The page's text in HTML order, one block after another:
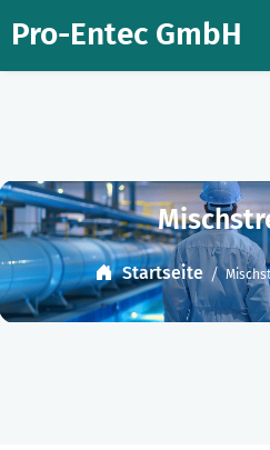
Startseite